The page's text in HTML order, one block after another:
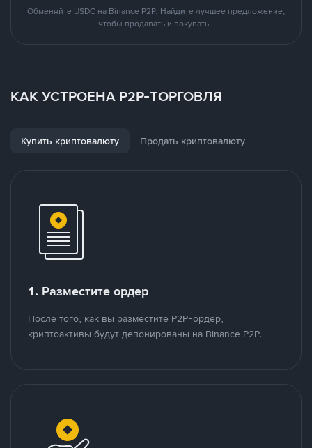
Обменяйте USDC на Binance P2P. Найдите лучшее предложение,
чтобы продавать и покупать .
КАК УСТРОЕНА P2P-ТОРГОВЛЯ
Купить криптовалюту Продать криптовалюту
1. Разместите ордер
После того, как вы разместите P2P-ордер,
криптоактивы будут депонированы на Binance P2P.